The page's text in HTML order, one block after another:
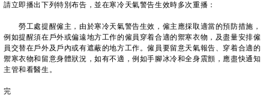
請立即播出下列特別布告，並在寒冷天氣警告生效時多次重播：
勞工處提醒僱主，由於寒冷天氣警告生效，僱主應採取適當的預防措施，
例如提醒須在戶外或偏遠地方工作的僱員穿着合適的禦寒衣物，及盡量安排僱
員交替在戶外及戶內或有遮蔽的地方工作。僱員要留意天氣報告、穿着合適的
禦寒衣物和留意身體狀況，如有不適，例如手腳冰冷和全身震顫，應盡快通知
主管和看醫生。
完